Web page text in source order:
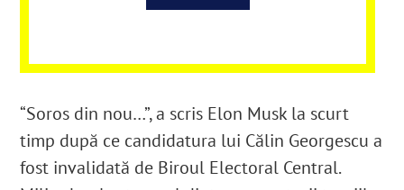
“Soros din nou…”, a scris Elon Musk la scurt
timp după ce candidatura lui Călin Georgescu a
fost invalidată de Biroul Electoral Central.